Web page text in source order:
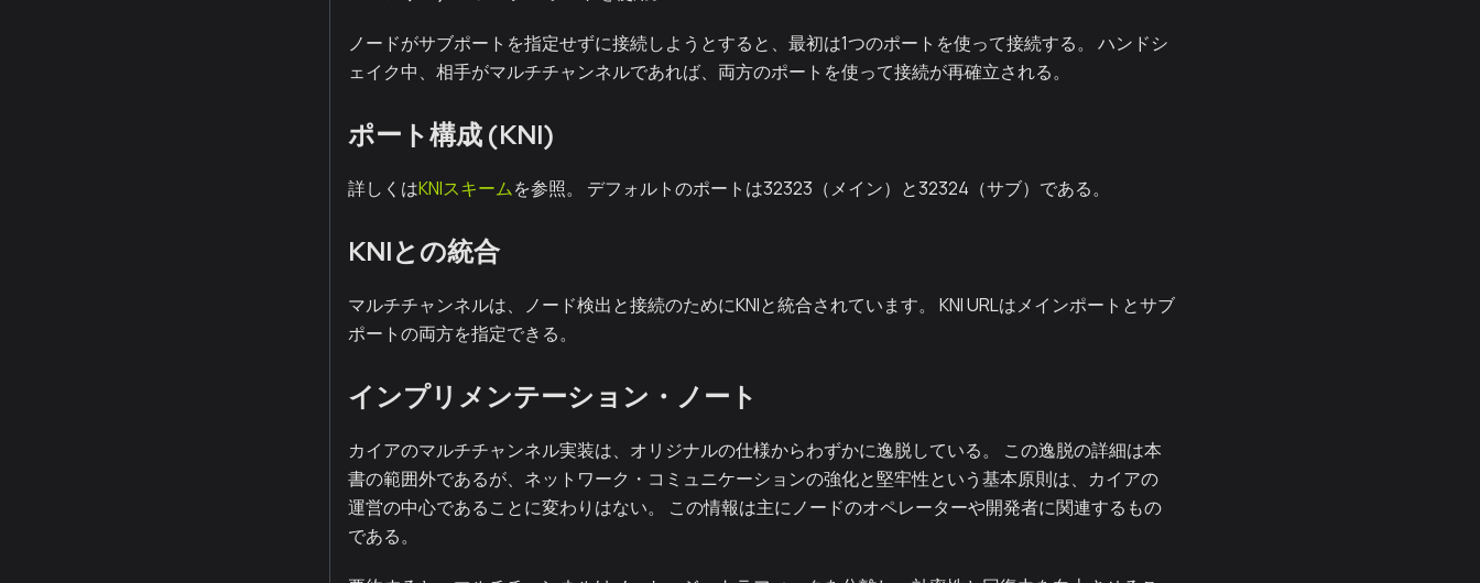
ノードがサブポートを指定せずに接続しようとすると、最初は1つのポートを使って接続する。 ハンドシ
ェイク中、相手がマルチチャンネルであれば、両方のポートを使って接続が再確立される。
ポート構成 (KNI)
詳しくはKNIスキームを参照。 デフォルトのポートは32323（メイン）と32324（サブ）である。
KNIとの統合
マルチチャンネルは、ノード検出と接続のためにKNIと統合されています。 KNI URLはメインポートとサブ
ポートの両方を指定できる。
インプリメンテーション・ノート
カイアのマルチチャンネル実装は、オリジナルの仕様からわずかに逸脱している。 この逸脱の詳細は本
書の範囲外であるが、ネットワーク・コミュニケーションの強化と堅牢性という基本原則は、カイアの
運営の中心であることに変わりはない。 この情報は主にノードのオペレーターや開発者に関連するもの
である。